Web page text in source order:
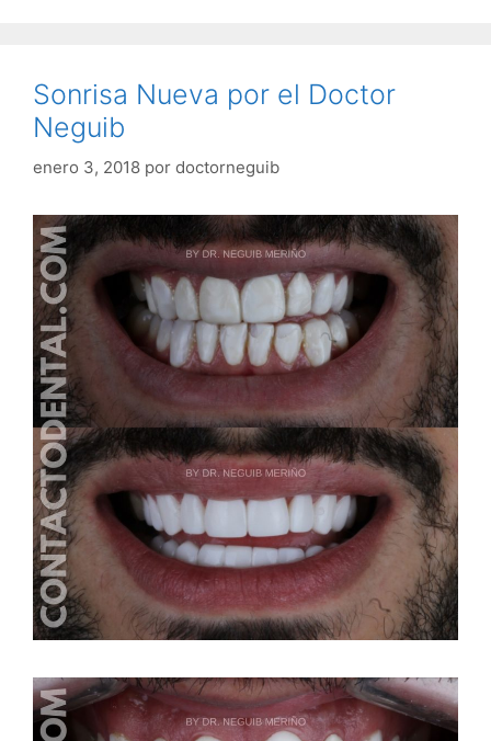
Sonrisa Nueva por el Doctor
Neguib
enero 3, 2018 por doctorneguib